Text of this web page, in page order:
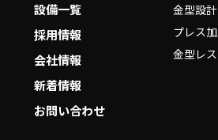
設備一覧
採用情報
会社情報
新着情報
お問い合わせ
金型設
プレス
金型レス